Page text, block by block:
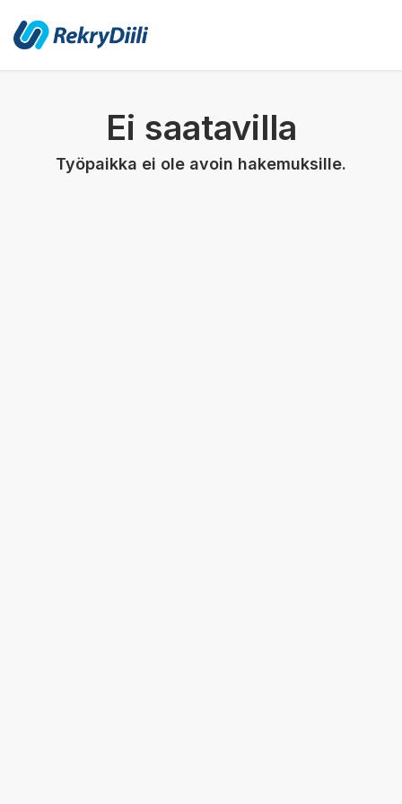
Ei saatavilla
Työpaikka ei ole avoin hakemuksille.